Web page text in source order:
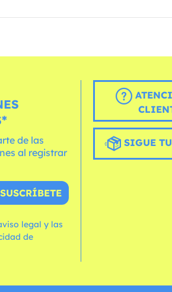
de las
al registrar
SUSCRÍBETE
legal y las
SIGUE